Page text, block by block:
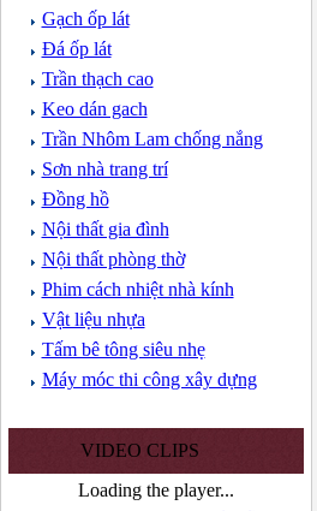
Gạch ốp lát
Đá ốp lát
Trần thạch cao
Keo dán gach
Trần Nhôm Lam chống nắng
Sơn nhà trang trí
Đồng hồ
Nội thất gia đình
Nội thất phòng thờ
Phim cách nhiệt nhà kính
Vật liệu nhựa
Tấm bê tông siêu nhẹ
Máy móc thi công xây dựng
VIDEO CLIPS
Loading the player...